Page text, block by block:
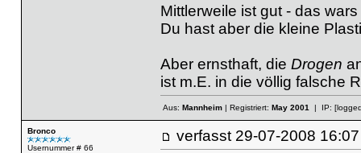
Mittlerweile ist gut - das
Du hast aber die kleine
Aber ernsthaft, die Drogen
ist m.E. in die völlig falsche
Aus: Mannheim| Registriert: May 2001 | IP:
Bronco
Usernummer # 66
verfasst 29-07-2008